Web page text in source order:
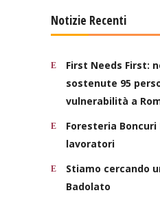
Notizie Recenti
First Needs First:
sostenute 95
vulnerabilità a
Foresteria
lavoratori
Stiamo cercando
Badolato